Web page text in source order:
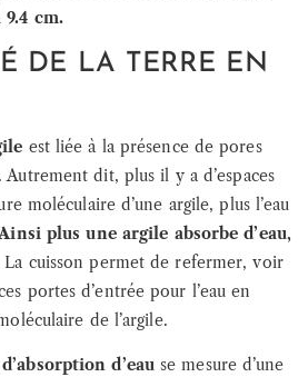
9.4 cm.
DE LA TERRE EN
est liée à la présence de pores
dit, plus il y a d’espaces
moléculaire d’une argile, plus l’eau
plus une argile absorbe d’eau,
La cuisson permet de refermer, voir
portes d’entrée pour l’eau en
de l’argile.
d’eause mesure d’une